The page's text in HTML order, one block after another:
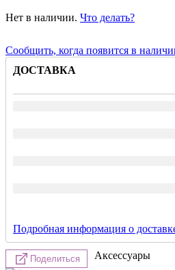
Нет в наличии. Что делать?
Сообщить, когда появится в
ДОСТАВКА
Подробная информация о
Поделиться Аксессуары